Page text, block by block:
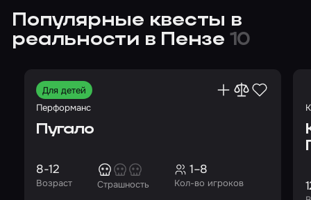
Популярные квесты в
реальности в Пензе 10
Для детей
Перформанс
Пугало
Возраст
8-12
Страшность Кол-во игроков
1–8